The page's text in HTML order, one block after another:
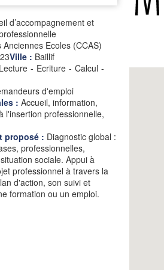
d’accompagnement et
Anciennes Ecoles (CCAS)
Ville : Baillif
Lecture - Ecriture - Calcul -
d'emploi
: Accueil, information,
l'insertion professionnelle,
proposé : Diagnostic global :
professionnelles,
sociale. Appui à
professionnel à travers la
d'action, son suivi et
formation ou un emploi.